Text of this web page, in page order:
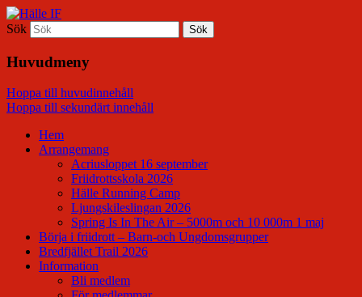
Hälle IF
Sök
Huvudmeny
Hoppa till huvudinnehåll
Hoppa till sekundärt innehåll
Hem
Arrangemang
Acriusloppet 16 september
Friidrottsskola 2026
Hälle Running Camp
Ljungskileslingan 2026
Spring Is In The Air – 5000m och 10 000m 1 maj
Börja i friidrott – Barn-och Ungdomsgrupper
Bredfjället Trail 2026
Information
Bli medlem